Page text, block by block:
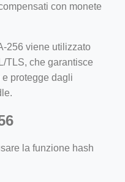
con monete
256 viene utilizzato
TLS, che garantisce
e protegge dagli
la funzione hash